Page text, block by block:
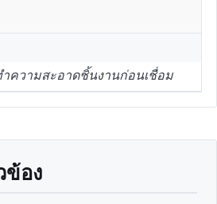
ความสะอาดชิ้นงานก่อนเชื่อม
อง